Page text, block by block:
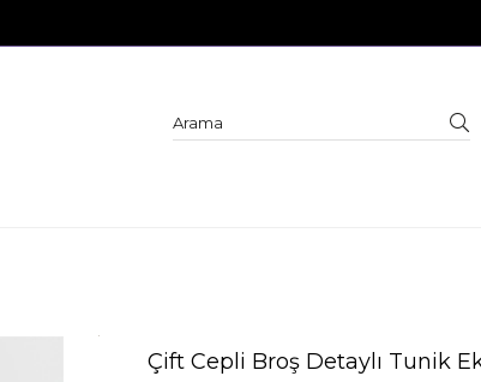
Çift Cepli Broş Detaylı Tunik